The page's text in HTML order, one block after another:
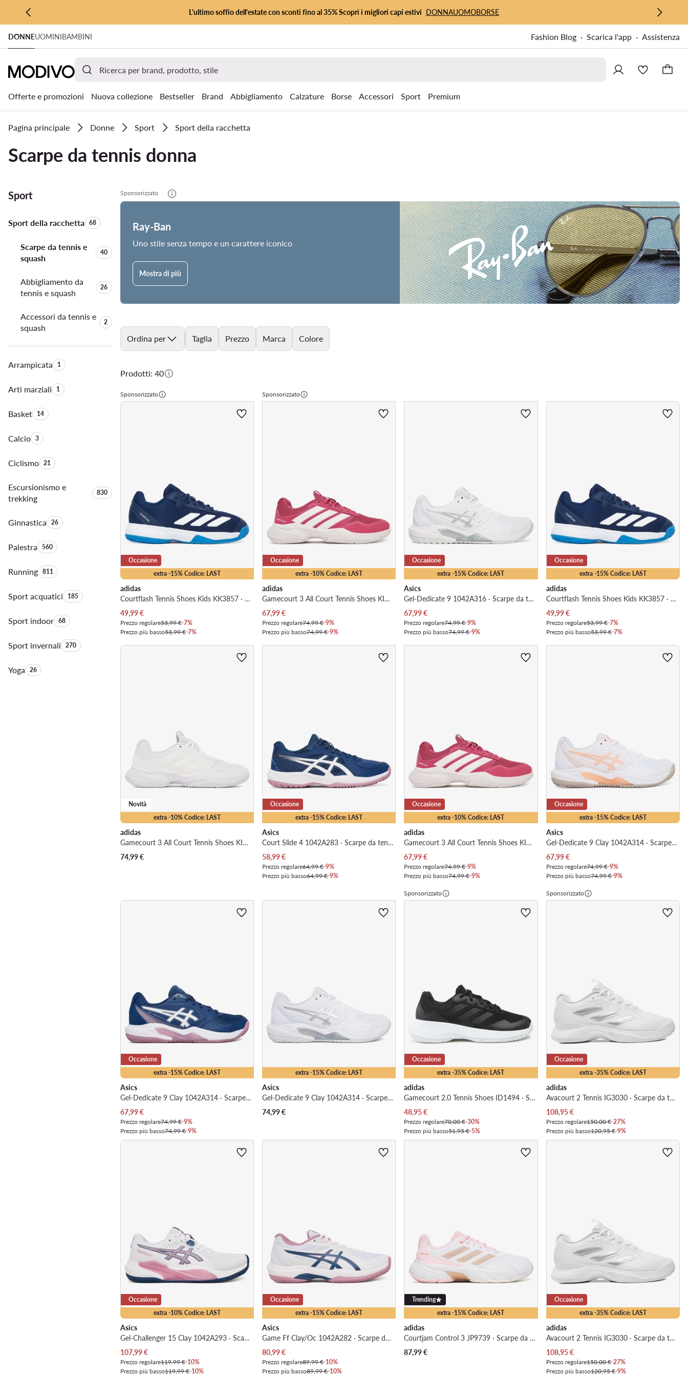
VAI AL CONTENUTO PRINCIPALE
VAI ALLA RICERCA
L'ultimo soffio dell'estate con sconti fino al 35% Scopri i migliori capi estivi DONNAUOMOBORSE
DONNEUOMINIBAMBINI Fashion Blog Scarica l'app Assistenza
Offerte e promozioni Nuova collezione Bestseller Brand Abbigliamento Calzature Borse Accessori Sport Premium
Pagina principale Donne Sport Sport della racchetta
Scarpe da tennis donna
Sport
Sport della racchettaQuantità di prodotti:
68
Scarpe da tennis e
squash
Quantità di prodotti:
40
Abbigliamento da
tennis e squash
Quantità di prodotti:
26
Accessori da tennis e
squash
Quantità di prodotti:
2
ArrampicataQuantità di prodotti:
1
Arti marzialiQuantità di prodotti:
1
BasketQuantità di prodotti:
14
CalcioQuantità di prodotti:
3
CiclismoQuantità di prodotti:
21
Escursionismo e
trekking
Quantità di prodotti:
830
GinnasticaQuantità di prodotti:
26
PalestraQuantità di prodotti:
560
RunningQuantità di prodotti:
811
Sport acquaticiQuantità di prodotti:
185
Sport indoorQuantità di prodotti:
68
Sport invernaliQuantità di prodotti:
270
YogaQuantità di prodotti:
26
Sponsorizzato
Ray-Ban
Uno stile senza tempo e un carattere iconico
Mostra di più
Ordina per Taglia Prezzo Marca Colore
Prodotti: 40
Sponsorizzato
extra -15% Codice: LAST
Occasione
adidas
Courtflash Tennis Shoes Kids KK3857 · Scarpe da tennis
Prezzo attuale
49,99€
Prezzo regolare53,99 €-7%
Prezzo più basso53,99 €-7%
Sponsorizzato
extra -10% Codice: LAST
Occasione
adidas
Gamecourt 3 All Court Tennis Shoes KI3610 · Scarpe da tennis
Prezzo attuale
67,99€
Prezzo regolare74,99 €-9%
Prezzo più basso74,99 €-9%
extra -15% Codice: LAST
Occasione
Asics
Gel-Dedicate 9 1042A316 · Scarpe da tennis
Prezzo attuale
67,99€
Prezzo regolare74,99 €-9%
Prezzo più basso74,99 €-9%
extra -15% Codice: LAST
Occasione
adidas
Courtflash Tennis Shoes Kids KK3857 · Scarpe da tennis
Prezzo attuale
49,99€
Prezzo regolare53,99 €-7%
Prezzo più basso53,99 €-7%
extra -10% Codice: LAST
Novità
adidas
Gamecourt 3 All Court Tennis Shoes KI3600 · Scarpe da tennis
74,99€
extra -15% Codice: LAST
Occasione
Asics
Court Slide 4 1042A283 · Scarpe da tennis
Prezzo attuale
58,99€
Prezzo regolare64,99 €-9%
Prezzo più basso64,99 €-9%
extra -10% Codice: LAST
Occasione
adidas
Gamecourt 3 All Court Tennis Shoes KI3610 · Scarpe da tennis
Prezzo attuale
67,99€
Prezzo regolare74,99 €-9%
Prezzo più basso74,99 €-9%
extra -15% Codice: LAST
Occasione
Asics
Gel-Dedicate 9 Clay 1042A314 · Scarpe da tennis
Prezzo attuale
67,99€
Prezzo regolare74,99 €-9%
Prezzo più basso74,99 €-9%
extra -15% Codice: LAST
Occasione
Asics
Gel-Dedicate 9 Clay 1042A314 · Scarpe da tennis
Prezzo attuale
67,99€
Prezzo regolare74,99 €-9%
Prezzo più basso74,99 €-9%
extra -15% Codice: LAST
Asics
Gel-Dedicate 9 Clay 1042A314 · Scarpe da tennis
74,99€
Sponsorizzato
extra -35% Codice: LAST
Occasione
adidas
Gamecourt 2.0 Tennis Shoes ID1494 · Scarpe da tennis
Prezzo attuale
48,95€
Prezzo regolare70,00 €-30%
Prezzo più basso51,95 €-5%
Sponsorizzato
extra -35% Codice: LAST
Occasione
adidas
Avacourt 2 Tennis IG3030 · Scarpe da tennis
Prezzo attuale
108,95€
Prezzo regolare150,00 €-27%
Prezzo più basso120,95 €-9%
extra -10% Codice: LAST
Occasione
Asics
Gel-Challenger 15 Clay 1042A293 · Scarpe da tennis
Prezzo attuale
107,99€
Prezzo regolare119,99 €-10%
Prezzo più basso119,99 €-10%
extra -15% Codice: LAST
Occasione
Asics
Game Ff Clay/Oc 1042A282 · Scarpe da tennis
Prezzo attuale
80,99€
Prezzo regolare89,99 €-10%
Prezzo più basso89,99 €-10%
extra -15% Codice: LAST
Trending
adidas
Courtjam Control 3 JP9739 · Scarpe da tennis
87,99€
extra -35% Codice: LAST
Occasione
adidas
Avacourt 2 Tennis IG3030 · Scarpe da tennis
Prezzo attuale
108,95€
Prezzo regolare150,00 €-27%
Prezzo più basso120,95 €-9%